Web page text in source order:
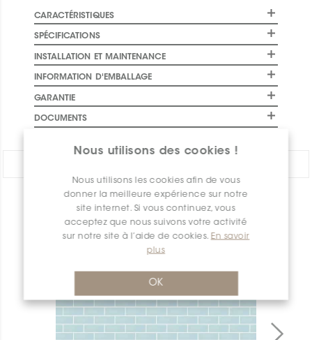
Nous utilisons des cookies !
Nous utilisons les cookies afin de vous
donner la meilleure expérience sur notre
site internet. Si vous continuez, vous
acceptez que nous suivons votre activité
sur notre site à l’aide de cookies. En savoir
plus
OK
CARACTÉRISTIQUES
SPÉCIFICATIONS
INSTALLATION ET MAINTENANCE
INFORMATION D'EMBALLAGE
GARANTIE
DOCUMENTS
APERÇU DES PRODUITS